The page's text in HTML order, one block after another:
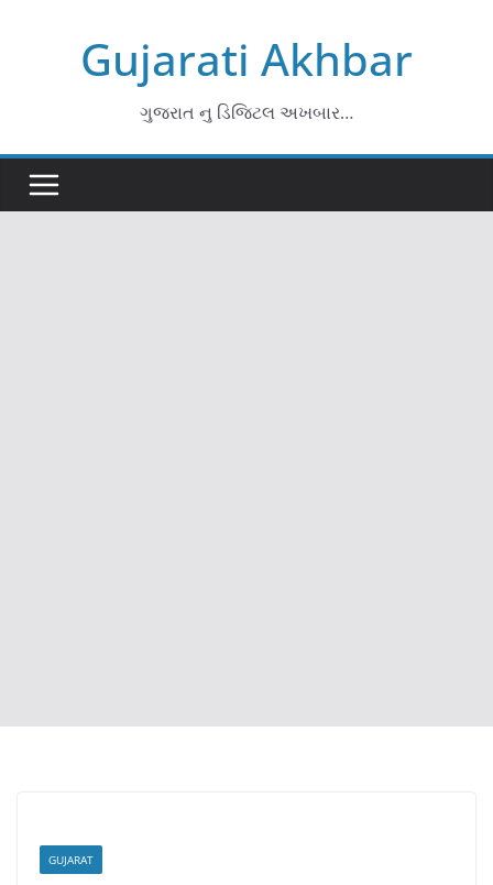
Gujarati Akhbar
ગુજરાત નુ ડિજિટલ અખબાર…
GUJARAT